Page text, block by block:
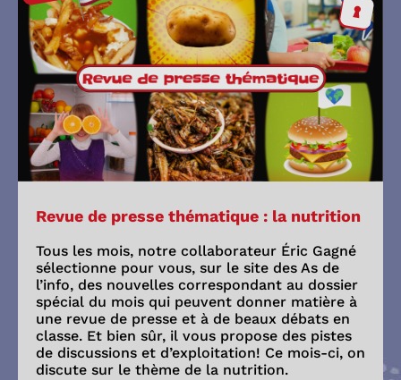
Revue de presse thématique : la nutrition
Tous les mois, notre collaborateur Éric Gagné
sélectionne pour vous, sur le site des As de
l’info, des nouvelles correspondant au dossier
spécial du mois qui peuvent donner matière à
une revue de presse et à de beaux débats en
classe. Et bien sûr, il vous propose des pistes
de discussions et d’exploitation! Ce mois-ci, on
discute sur le thème de la nutrition.